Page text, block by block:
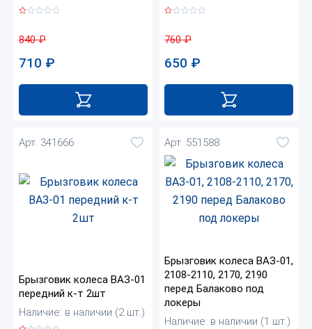
840₽
710 ₽
760₽
650 ₽
Арт. 341666
Брызговик колеса ВАЗ-01
передний к-т 2шт
Наличие: в наличии (2 шт.)
Арт. 551588
Брызговик колеса ВАЗ-01,
2108-2110, 2170, 2190
перед Балаково под
локеры
Наличие: в наличии (1 шт.)